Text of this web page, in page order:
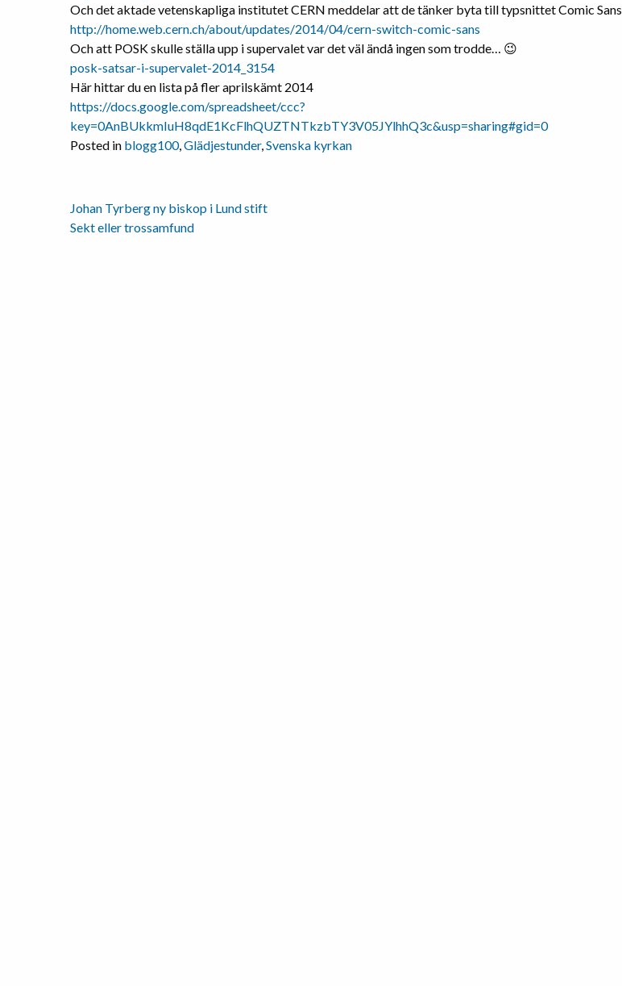
Och det aktade vetenskapliga institutet CERN meddelar att de tänker byta till typsnittet Comic Sans
http://home.web.cern.ch/about/updates/2014/04/cern-switch-comic-sans
Och att POSK skulle ställa upp i supervalet var det väl ändå ingen som trodde… 😉
posk-satsar-i-supervalet-2014_3154
Här hittar du en lista på fler aprilskämt 2014
https://docs.google.com/spreadsheet/ccc?
key=0AnBUkkmIuH8qdE1KcFlhQUZTNTkzbTY3V05JYlhhQ3c&usp=sharing#gid=0
Posted in blogg100,Glädjestunder,Svenska kyrkan
Inläggsnavigering
Johan Tyrberg ny biskop i Lund stift
Sekt eller trossamfund